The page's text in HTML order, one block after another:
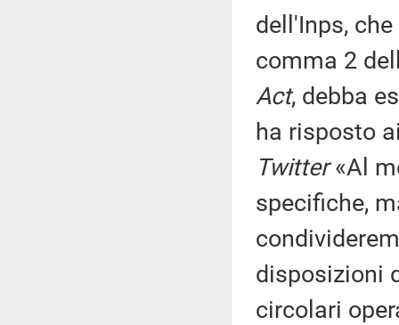
dell'Inps,
comma 2
Act, debba
ha risposto
Twitter«Al
specifiche,
disposizioni
circolari